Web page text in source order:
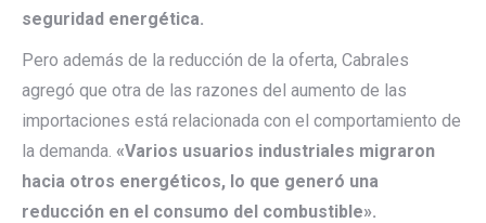
seguridad energética.
Pero además de la reducción de la oferta, Cabrales
agregó que otra de las razones del aumento de las
importaciones está relacionada con el comportamiento de
la demanda. «Varios usuarios industriales migraron
hacia otros energéticos, lo que generó una
reducción en el consumo del combustible».